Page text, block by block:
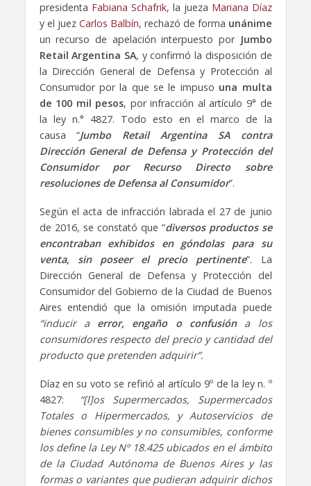
presidenta Fabiana Schafrik, la jueza Mariana Díaz
y el juezCarlos Balbín, rechazó de forma unánime
un recurso de apelación interpuesto por Jumbo
Retail Argentina SA, y confirmó la disposición de
la Dirección General de Defensa y Protección al
Consumidor por la que se le impuso una multa
de 100 mil pesos, por infracción al artículo 9° de
la ley n.° 4827. Todo esto en el marco de la
causa “Jumbo Retail Argentina SA contra
Dirección General de Defensa y Protección del
Consumidor por Recurso Directo sobre
resoluciones de Defensa al Consumidor”.
Según el acta de infracción labrada el 27 de junio
de 2016, se constató que “diversos productos se
encontraban exhibidos en góndolas para su
venta, sin poseer el precio pertinente”. La
Dirección General de Defensa y Protección del
Consumidor del Gobierno de la Ciudad de Buenos
Aires entendió que la omisión imputada puede
“inducir a error, engaño o confusióna los
consumidores respecto del precio y cantidad del
producto que pretenden adquirir”.
Díaz en su voto se refirió al artículo 9º de la ley n. º
4827:
“[l]os Supermercados, Supermercados
Totales o Hipermercados, y Autoservicios de
bienes consumibles y no consumibles, conforme
los define la Ley Nº 18.425 ubicados en el ámbito
de la Ciudad Autónoma de Buenos Aires y las
formas o variantes que pudieran adquirir dichos